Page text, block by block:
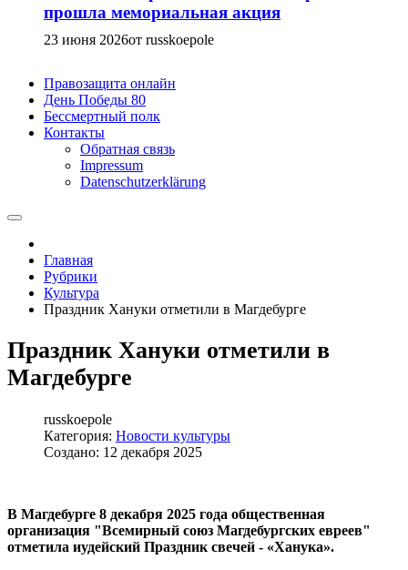
прошла мемориальная акция
23 июня 2026от russkoepole
Правозащита онлайн
День Победы 80
Бессмертный полк
Контакты
Обратная связь
Impressum
Datenschutzerklärung
Главная
Рубрики
Культура
Праздник Хануки отметили в Магдебурге
Праздник Хануки отметили в
Магдебурге
russkoepole
Категория: Новости культуры
Создано: 12 декабря 2025
В Магдебурге 8 декабря 2025 года общественная
организация "Всемирный союз Магдебургских евреев"
отметила иудейский Праздник свечей - «Ханука».